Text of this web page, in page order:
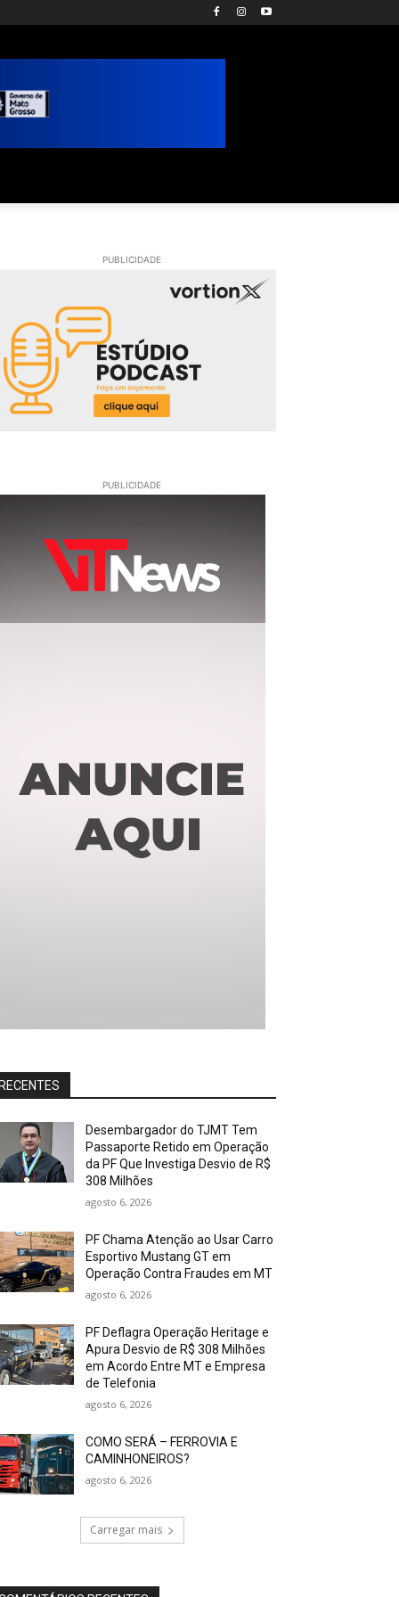
PUBLICIDADE
PUBLICIDADE
RECENTES
Desembargador do TJMT Tem
Passaporte Retido em Operação
da PF Que Investiga Desvio de R$
308 Milhões
agosto 6, 2026
PF Chama Atenção ao Usar Carro
Esportivo Mustang GT em
Operação Contra Fraudes em MT
agosto 6, 2026
PF Deflagra Operação Heritage e
Apura Desvio de R$ 308 Milhões
em Acordo Entre MT e Empresa
de Telefonia
agosto 6, 2026
COMO SERÁ – FERROVIA E
CAMINHONEIROS?
agosto 6, 2026
Carregar mais